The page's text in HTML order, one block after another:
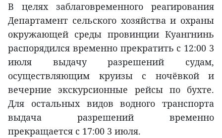
В целях заблаговременного реагирования
Департамент сельского хозяйства и охраны
окружающей среды провинции Куангнинь
распорядился временно прекратить с 12:00 3
июля выдачу разрешений судам,
осуществляющим круизы с ночёвкой и
вечерние экскурсионные рейсы по бухте.
Для остальных видов водного транспорта
выдача разрешений временно
прекращается с 17:00 3 июля.